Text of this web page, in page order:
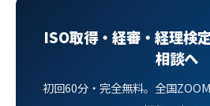
ISO取得・経審・経理検
相談へ
初回60分・完全無料。全国